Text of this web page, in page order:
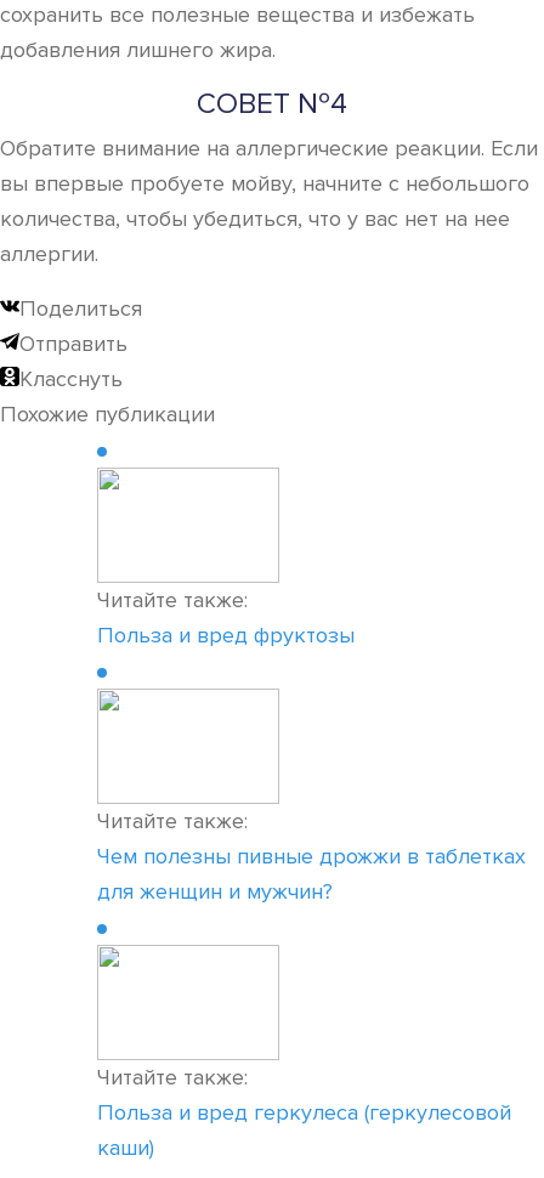
сохранить все полезные вещества и избежать
добавления лишнего жира.
СОВЕТ №4
Обратите внимание на аллергические реакции. Если
вы впервые пробуете мойву, начните с небольшого
количества, чтобы убедиться, что у вас нет на нее
аллергии.
Поделиться
Отправить
Класснуть
Похожие публикации
Читайте также:
Польза и вред фруктозы
Читайте также:
Чем полезны пивные дрожжи в таблетках
для женщин и мужчин?
Читайте также:
Польза и вред геркулеса (геркулесовой
каши)